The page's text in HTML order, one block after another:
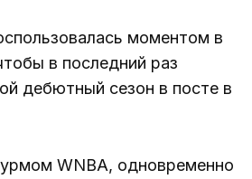
моментом в
в последний раз
дебютный сезон в посте в
WNBA, одновременно